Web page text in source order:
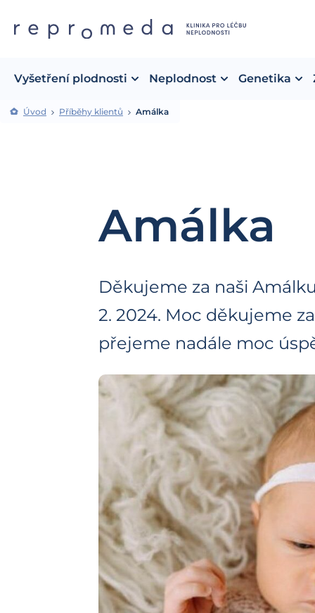
Vyšetření plodnosti Neplodnost Genetika
Úvod Příběhy klientů Amálka
Amálka
Děkujeme za naši
2. 2024. Moc děkujeme
přejeme nadále moc